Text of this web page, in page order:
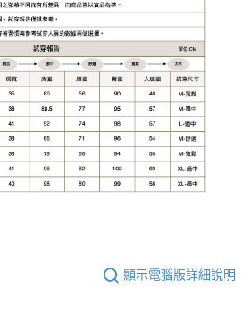
顯示電腦版詳細說明